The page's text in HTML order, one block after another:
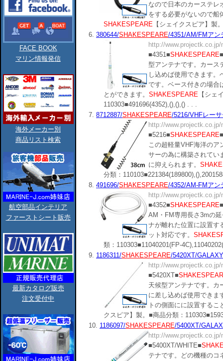
FACE BOOK
マリン情報発信
海外メーカー別
商品リスト検索
航空部品インテリア
ファーストシート販売
最新カタログ販売
注文受付中
なので日本のカーステレ
をする必要がないので船
SHAKESPEARE 【シェイクスピア】製
6. 380644/SHAKESPEARE/4351/AM/FMアン
http://
■4351■SHAKESPEARE
型アンテナです。カース
し込めば使用できます
です。ベース付きの場合
とができます。 SHAKESPEARE 【シェ
110303■491696(4352),(),(),() . . .
7. 8712887/SHAKESPEARE/5216/VHFレー
http://
■5216■SHAKESPEARE
この超軽量VHF海洋のア
サーの為に構築されてい
に抑えられます。
分類：
8. 491696/SHAKESPEARE/4352/AM-FMアン
http://
■4352■SHAKESPEARE
AM・FM専用長さ3mの
ナが離れた位置に設置す
ット対応です。
類：110303■11040201(FP-
9. 1186311/SHAKESPEARE/5420XT/
http://
■5420XT■
天候型アンテナです。カ
に差し込めば使用できま
トの側面にに設置するこ
クスピア】製。■商品分類：
10. 1186097/SHAKESPEARE/5400XT/
http://
■5400XT/WHITE■
テナです。どの機種のコ